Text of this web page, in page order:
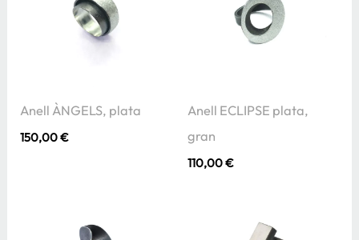
Anell ÀNGELS, plata
150,00€
Anell ECLIPSE plata,
gran
110,00€